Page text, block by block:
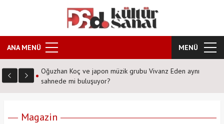
ANA MENÜ MENÜ
aynı
Şafak Sezer'den tiyatroseverlere ''Karanlıkta kumpas''
sürprizi!
Magazin